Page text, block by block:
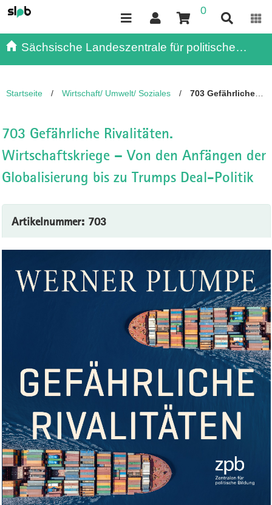
0
Sächsische Landeszentrale für politische
Startseite / Wirtschaft/ Umwelt/ Soziales /
703 Gefährliche
Globalisierung bis zu Trumps Deal-Politik
703 Gefährliche Rivalitäten.
Wirtschaftskriege – Von den Anfängen der
Globalisierung bis zu Trumps Deal-Politik
Artikelnummer: 703